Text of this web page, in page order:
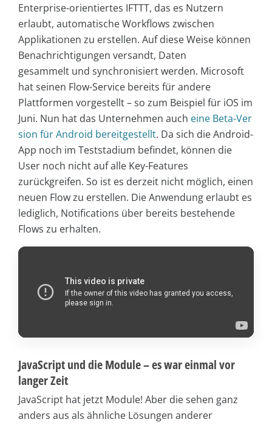
Enterprise-orientiertes IFTTT, das es Nutzern
erlaubt, automatische Workflows zwischen
Applikationen zu erstellen. Auf diese Weise können
Benachrichtigungen versandt, Daten
gesammelt und synchronisiert werden. Microsoft
hat seinen Flow-Service bereits für andere
Plattformen vorgestellt – so zum Beispiel für iOS im
Juni. Nun hat das Unternehmen auch eine Beta-Ver
sion für Android bereitgestellt. Da sich die Android-
App noch im Teststadium befindet, können die
User noch nicht auf alle Key-Features
zurückgreifen. So ist es derzeit nicht möglich, einen
neuen Flow zu erstellen. Die Anwendung erlaubt es
lediglich, Notifications über bereits bestehende
Flows zu erhalten.
JavaScript und die Module – es war einmal vor
langer Zeit
JavaScript hat jetzt Module! Aber die sehen ganz
anders aus als ähnliche Lösungen anderer